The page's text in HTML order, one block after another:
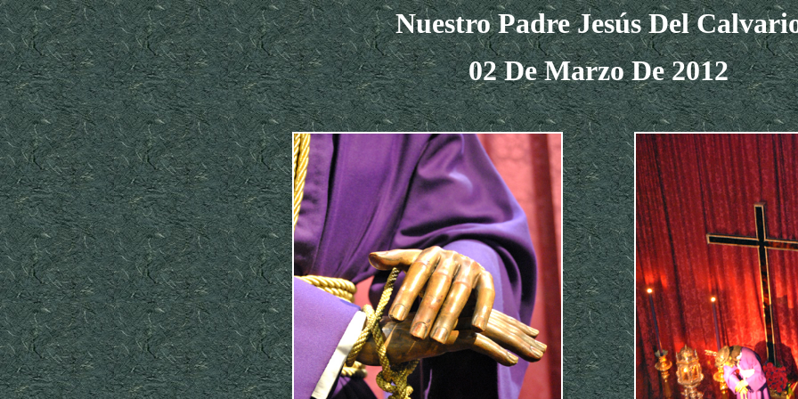
Nuestro Padre Jesús Del C
02 De Marzo De 2012